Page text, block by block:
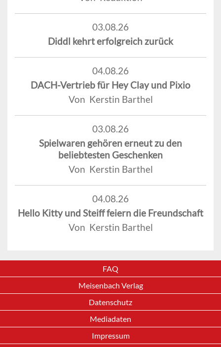
03.08.26
Diddl kehrt erfolgreich zurück
04.08.26
DACH-Vertrieb für Hey Clay und Pixio
Von Kerstin Barthel
03.08.26
Spielwaren gehören erneut zu den
beliebtesten Geschenken
Von Kerstin Barthel
04.08.26
Hello Kitty und Steiff feiern die Freundschaft
Von Kerstin Barthel
FAQ
Meisenbach Verlag
Datenschutz
Mediadaten
Impressum